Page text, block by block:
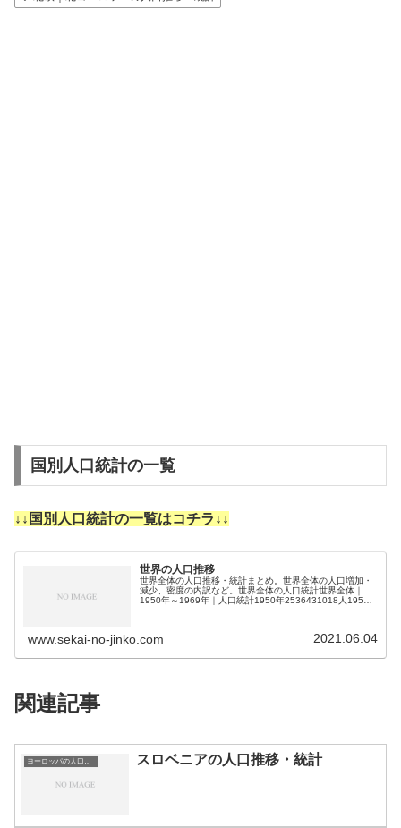
国別人口統計の一覧
↓↓国別人口統計の一覧はコチラ↓↓
世界の人口推移
世界全体の人口推移・統計まとめ。世界全体の人口増加・
減少、密度の内訳など。世界全体の人口統計世界全体｜
1950年～1969年｜人口統計1950年2536431018人1951
www.sekai-no-jinko.com 2021.06.04
関連記事
ヨーロッパの人口推移・統計 スロベニアの人口推移・統計